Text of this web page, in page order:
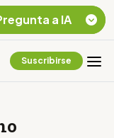
Suscribirse
a IA
Listar destinos